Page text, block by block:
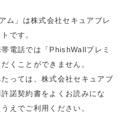
ム」は株式会社セキュアブレ
です。
電話では「PhishWallプレミ
くことができません。
っては、株式会社セキュアブ
諾契約書をよくお読みにな
えでご利用ください。